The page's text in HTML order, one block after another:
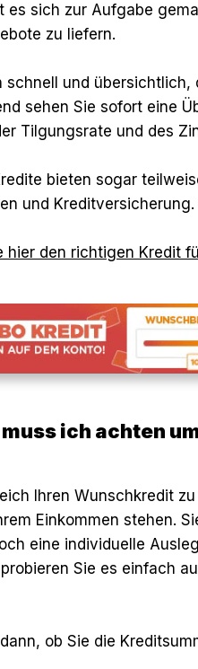
es sich zur Aufgabe
zu liefern.
schnell und
sehen Sie sofort eine
Tilgungsrate und des
bieten sogar
und
hier den richtigen Kredit
ich achten
Ihren Wunschkredit
Einkommen stehen.
eine individuelle
Sie es einfach
ob Sie die